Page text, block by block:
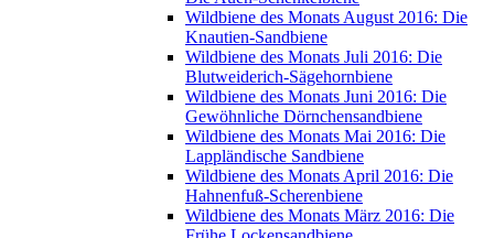
Wildbiene des Monats August 2016: Die
Knautien-Sandbiene
Wildbiene des Monats Juli 2016: Die
Blutweiderich-Sägehornbiene
Wildbiene des Monats Juni 2016: Die
Gewöhnliche Dörnchensandbiene
Wildbiene des Monats Mai 2016: Die
Lappländische Sandbiene
Wildbiene des Monats April 2016: Die
Hahnenfuß-Scherenbiene
Wildbiene des Monats März 2016: Die